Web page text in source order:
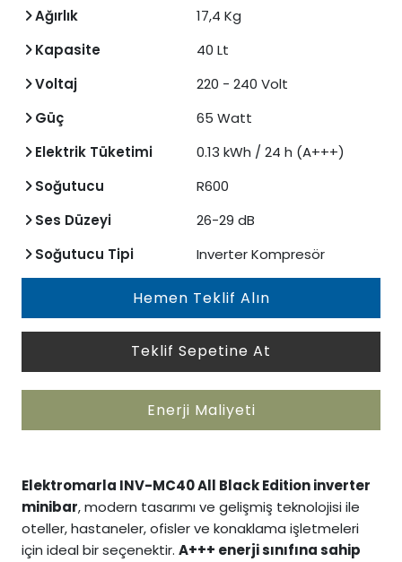
Ağırlık
17,4 Kg
Kapasite
40 Lt
Voltaj
220 - 240 Volt
Güç
65 Watt
Elektrik Tüketimi
0.13 kWh / 24 h (A+++)
Soğutucu
R600
Ses Düzeyi
26-29 dB
Soğutucu Tipi
Inverter Kompresör
Hemen Teklif Alın
Teklif Sepetine At
Enerji Maliyeti
Elektromarla INV-MC40 All Black Edition inverter
minibar, modern tasarımı ve gelişmiş teknolojisi ile
oteller, hastaneler, ofisler ve konaklama işletmeleri
için ideal bir seçenektir. A+++ enerji sınıfına sahip